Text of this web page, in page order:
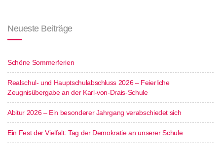
Neueste Beiträge
Schöne Sommerferien
Realschul- und Hauptschulabschluss 2026 – Feierliche
Zeugnisübergabe an der Karl-von-Drais-Schule
Abitur 2026 – Ein besonderer Jahrgang verabschiedet sich
Ein Fest der Vielfalt: Tag der Demokratie an unserer Schule